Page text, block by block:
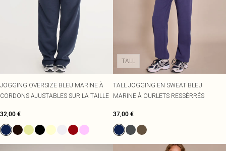
JOGGING OVERSIZE BLEU MARINE À
CORDONS AJUSTABLES SUR LA TAILLE
32,00 €
TALL
TALL JOGGING EN SWEAT BLEU
MARINE À OURLETS RESSÉRRÉS
37,00 €